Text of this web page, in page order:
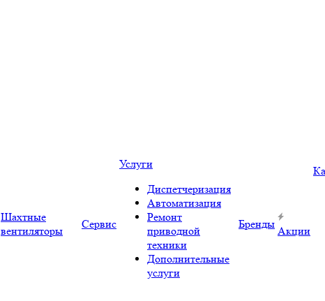
Шахтные
вентиляторы
Сервис
Услуги
Диспетчеризация
Автоматизация
Ремонт
приводной
техники
Дополнительные
услуги
Бренды
Акции